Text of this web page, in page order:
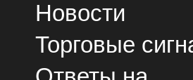
Новости
Торговые